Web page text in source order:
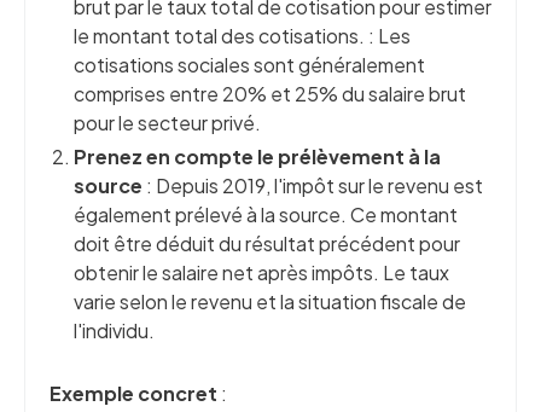
brut par le taux total de cotisation pour estimer
le montant total des cotisations. : Les
cotisations sociales sont généralement
comprises entre 20% et 25% du salaire brut
pour le secteur privé.
Prenez en compte le prélèvement à la
source : Depuis 2019, l'impôt sur le revenu est
également prélevé à la source. Ce montant
doit être déduit du résultat précédent pour
obtenir le salaire net après impôts. Le taux
varie selon le revenu et la situation fiscale de
l'individu.
Exemple concret :